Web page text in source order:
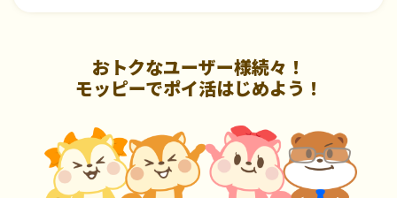
おトクなユーザー様続々！
モッピーでポイ活はじめよう！